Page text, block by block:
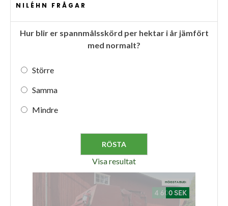
NILÉHN FRÅGAR
Hur blir er spannmålsskörd per hektar i år jämfört
med normalt?
Större
Samma
Mindre
Visa resultat